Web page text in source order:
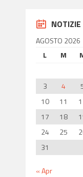
NOTIZIE
AGOSTO 2026
L
M
3
4
10
11
17
18
24
25
31
« Apr